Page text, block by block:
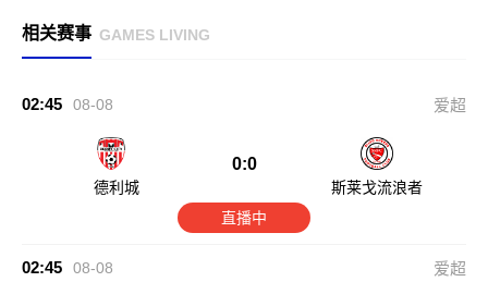
相关赛事 GAMES LIVING
02:45 08-08 爱超
德利城
0:0
斯莱戈流浪者
直播中
02:45 08-08 爱超